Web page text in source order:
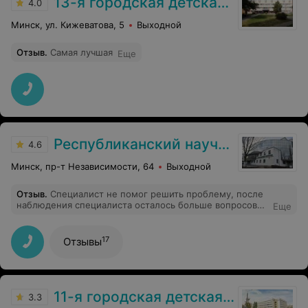
знаний, и, что самое важное, невероятно добрым
сердцем!!! Мария Викторовна спасает малышей и
переживающих мам тоже не оставляет без доброго
большое!!!
4.0
Минск, ул. Кижеватова, 5 Выходной
Отзыв. Самая лучшая Еще
4.6 Республиканский научно-практический центр детской хирургии
Минск, пр-т Независимости, 64 Выходной
Отзыв. Специалист не помог решить проблему, после
наблюдения специалиста осталось больше вопросов
за жизнь близкого человека
Еще
Отзывы17
3.3 11-я городская детская поликлиника